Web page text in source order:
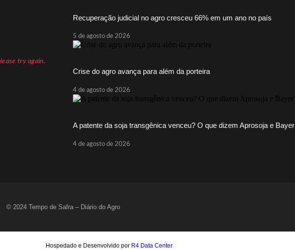
try again.
Recuperação judicial no agro cresceu 66% em um ano no país
5 de agosto de 2026
Crise do agro avança para além da porteira
4 de agosto de 2026
A patente da soja transgênica venceu? O que dizem Aprosoja e Bayer
4 de agosto de 2026
© 2024 Tempo de Safra – Diário do Agro
Hospedado e Desenvolvido por R4 Data Center